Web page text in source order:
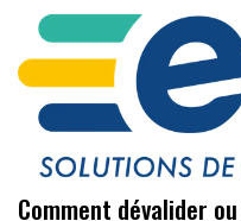
Comment dévalider